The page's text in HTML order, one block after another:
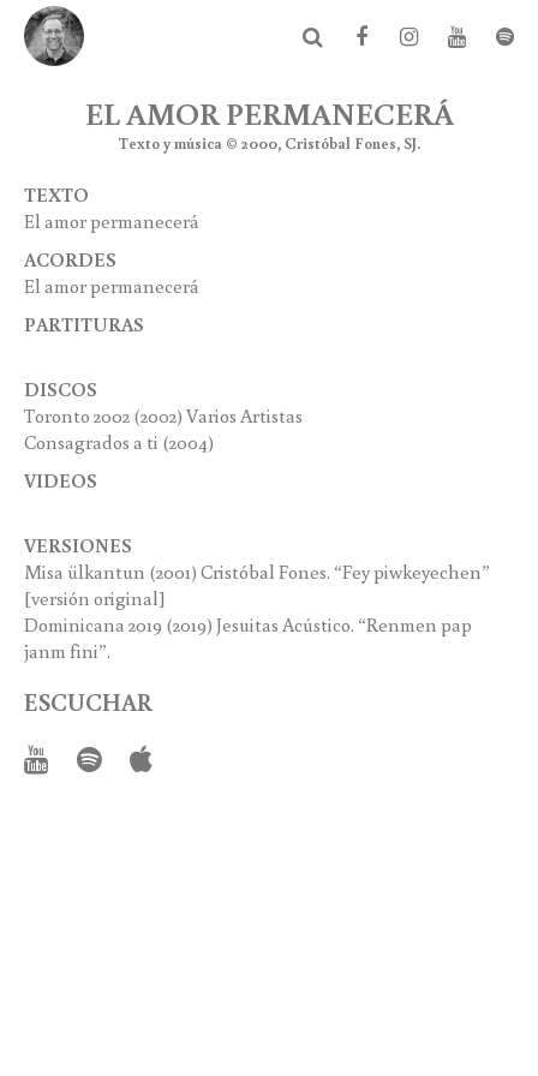
EL AMOR PERMANECERÁ
Texto y música © 2000, Cristóbal Fones, SJ.
TEXTO
El amor permanecerá
ACORDES
El amor permanecerá
PARTITURAS
DISCOS
Toronto 2002 (2002) Varios Artistas
Consagrados a ti (2004)
VIDEOS
VERSIONES
Misa ülkantun (2001) Cristóbal Fones. “Fey piwkeyechen”
[versión original]
Dominicana 2019 (2019) Jesuitas Acústico. “Renmen pap
janm fini”.
ESCUCHAR